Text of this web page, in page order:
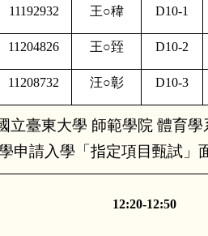
11192932 王○稦 D10-1
11204826 王○臸 D10-2
11208732 汪○彰 D10-3
立臺東大學 師範學院 體育學
申請入學「指定項目甄試」
12:20-12:50